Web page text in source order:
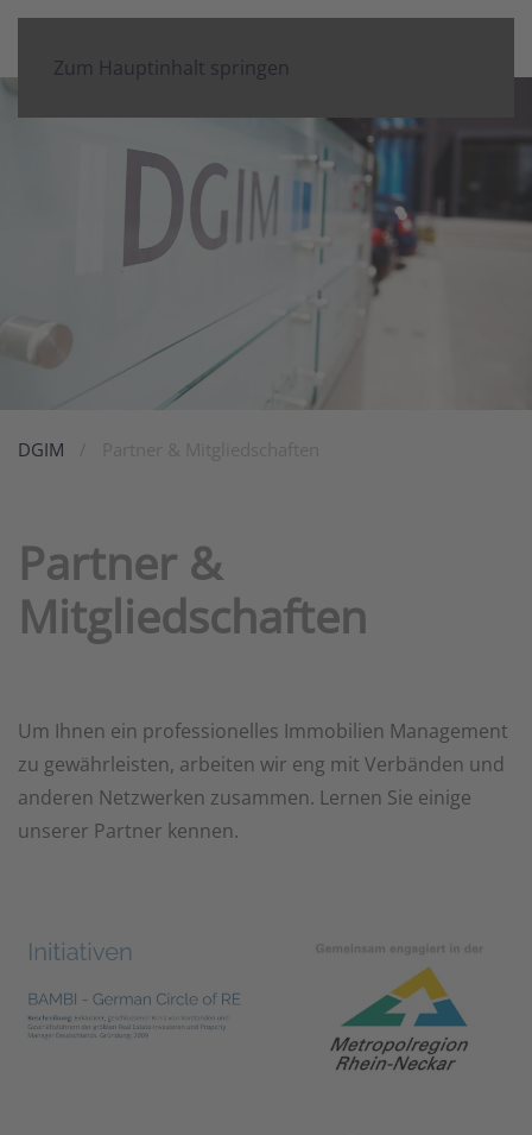
Zum Hauptinhalt springen
DGIM
Partner &
Mitgliedschaften
Um Ihnen ein professionelles Immobilien Management
zu gewährleisten, arbeiten wir eng mit Verbänden und
anderen Netzwerken zusammen. Lernen Sie einige
unserer Partner kennen.